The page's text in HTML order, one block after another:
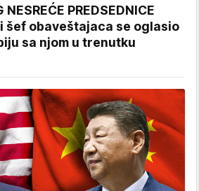
PREDSEDNICE
šef obaveštajaca se oglasio
sa njom u trenutku